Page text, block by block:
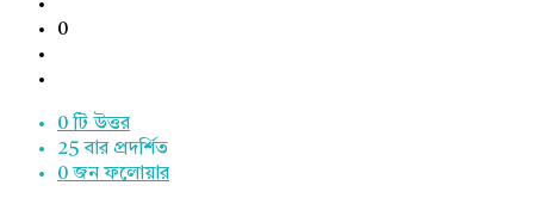
0
0 টি উত্তর
25বার প্রদর্শিত
0 জন ফলোয়ার